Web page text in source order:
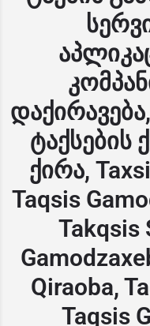
ტაქსების
ქირა,
Taqsis
Takqsis
Qiraoba,
Taqsis